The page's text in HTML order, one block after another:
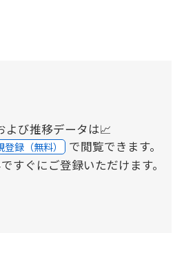
よび推移データは📈
登録（無料） で閲覧できます。
すぐにご登録いただけます。